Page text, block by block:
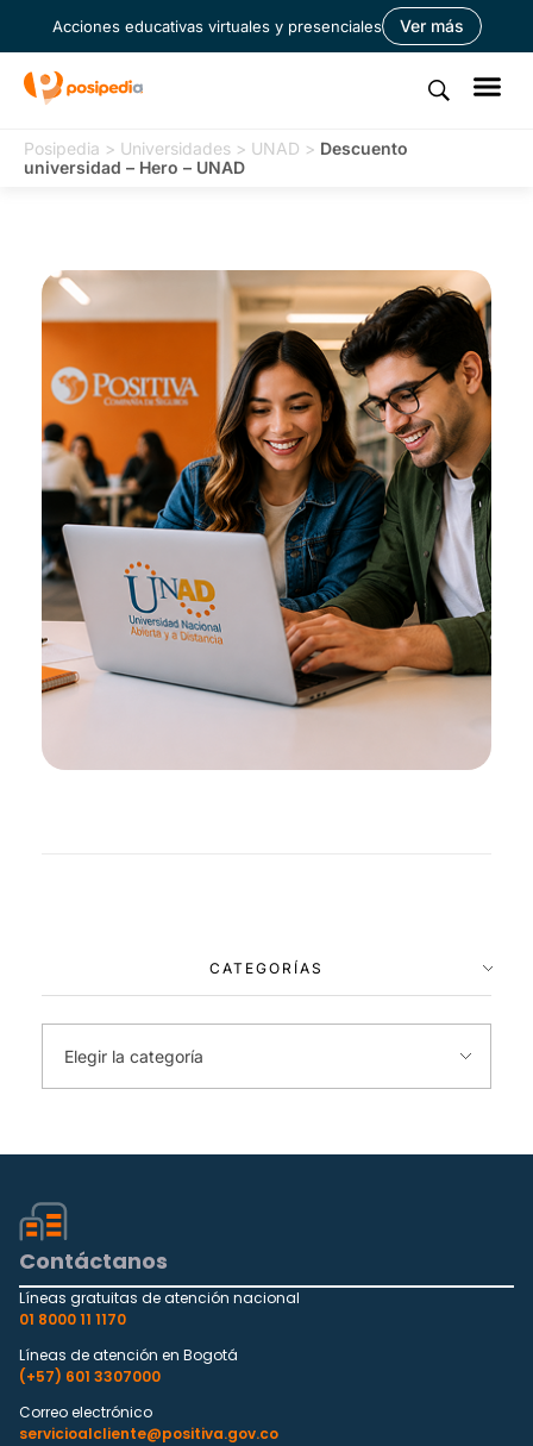
Acciones educativas virtuales y presenciales Ver más
Posipedia > Universidades > UNAD > Descuento
universidad – Hero – UNAD
CATEGORÍAS
Contáctanos
Líneas gratuitas de atención nacional
01 8000 11 1170
Líneas de atención en Bogotá
(+57) 601 3307000
Correo electrónico
servicioalcliente@positiva.gov.co